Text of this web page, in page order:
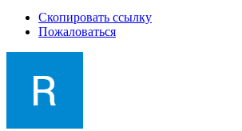
Скопировать ссылку
Пожаловаться